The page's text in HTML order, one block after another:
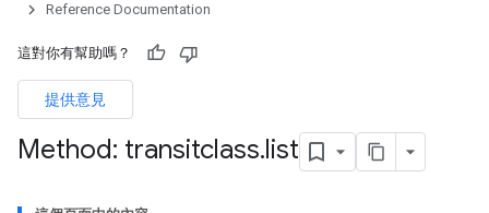
Reference Documentation
這對你有幫助嗎？
提供意見
Method: transitclass.list